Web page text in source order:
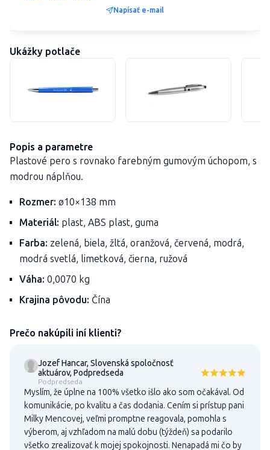
Napísať e-mail
Ukážky potlače
Popis a parametre
Plastové pero s rovnako farebným gumovým úchopom, s
modrou náplňou.
Rozmer: ø10×138 mm
Materiál: plast, ABS plast, guma
Farba: zelená, biela, žltá, oranžová, červená, modrá,
modrá svetlá, limetková, čierna, ružová
Váha: 0,0070 kg
Krajina pôvodu: Čína
Prečo nakúpili iní klienti?
Jozef Hancar, Slovenská spoločnosť
aktuárov, Podpredseda
Podpredseda
Myslím, že úplne na 100% všetko išlo ako som očakával. Od
komunikácie, po kvalitu a čas dodania. Cením si prístup pani
Milky Mencovej, veľmi promptne reagovala, pomohla s
výberom, aj vzhľadom na malú dobu (týždeň) sa podarilo
všetko zrealizovať k mojej spokojnosti. Nenapadá mi čo by